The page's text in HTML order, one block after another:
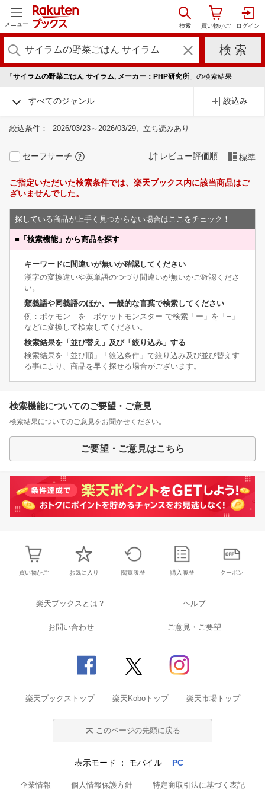
メニュー
「 サイラムの野菜ごはん サイラム, メーカー：PHP研究所 」の検索結果
すべてのジャンル 絞込み
絞込条件： 2026/03/23～2026/03/29 立ち読みあり
セーフサーチ レビュー評価順 標準
ご指定いただいた検索条件では、楽天ブックス内に該当商品はご
ざいませんでした。
探している商品が上手く見つからない場合はここをチェック！
■ 「検索機能」から商品を探す
キーワードに間違いが無いか確認してください
漢字の変換違いや英単語のつづり間違いが無いかご確認くださ
い。
類義語や同義語のほか、一般的な言葉で検索してください
例：ポケモン を ポケットモンスター で検索「ー」を「−」
などに変換して検索してください。
検索結果を「並び替え」及び「絞り込み」する
検索結果を「並び順」「絞込条件」で絞り込み及び並び替えす
る事により、商品を早く探せる場合がございます。
検索機能についてのご要望・ご意見
検索結果についてのご意見をお聞かせください。
ご要望・ご意見はこちら
買い物かご お気に入り 閲覧履歴 購入履歴 クーポン
楽天ブックスとは？ ヘルプ
お問い合わせ ご意見・ご要望
楽天ブックストップ 楽天Koboトップ 楽天市場トップ
このページの先頭に戻る
表示モード モバイル PC
企業情報 個人情報保護方針 特定商取引法に基づく表記